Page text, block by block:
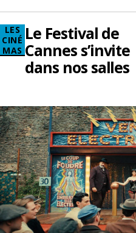
du
Coluche
!
Catégories
LES
CINÉ
MAS
Le Festival de
Cannes s’invite
dans nos salles